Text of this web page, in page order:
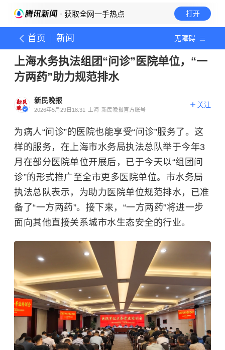
· 获取全网一手热点 打开
首页 新闻 无障碍
上海水务执法组团“问诊”医院单位，“一
方两药”助力规范排水
新民晚报
2026年5月29日18:31 上海 新民晚报官方账号
关注
为病人“问诊”的医院也能享受“问诊”服务了。这
样的服务，在上海市水务局执法总队举于今年3
月在部分医院单位开展后，已于今天以“组团问
诊”的形式推广至全市更多医院单位。市水务局
执法总队表示，为助力医院单位规范排水，已准
备了“一方两药”。接下来，“一方两药”将进一步
面向其他直接关系城市水生态安全的行业。